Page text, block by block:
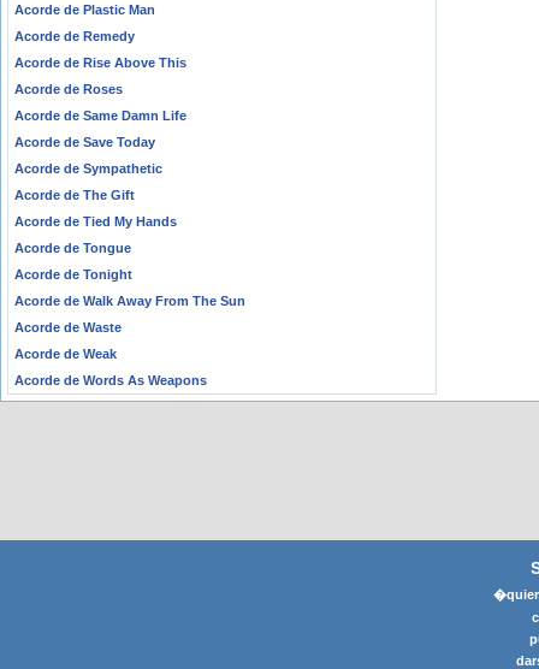
Acorde de Plastic Man
Acorde de Remedy
Acorde de Rise Above This
Acorde de Roses
Acorde de Same Damn Life
Acorde de Save Today
Acorde de Sympathetic
Acorde de The Gift
Acorde de Tied My Hands
Acorde de Tongue
Acorde de Tonight
Acorde de Walk Away From The Sun
Acorde de Waste
Acorde de Weak
Acorde de Words As Weapons